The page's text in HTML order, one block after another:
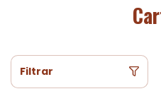
Filtrar